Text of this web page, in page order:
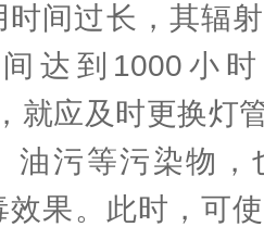
时间过长，其辐
达到1000小
就应及时更换灯
油污等污染物
效果。此时，可